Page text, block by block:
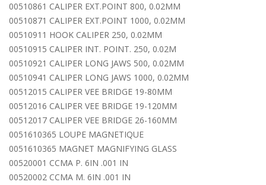
00510861 CALIPER EXT.POINT 800, 0.02MM
00510871 CALIPER EXT.POINT 1000, 0.02MM
00510911 HOOK CALIPER 250, 0.02MM
00510915 CALIPER INT. POINT. 250, 0.02M
00510921 CALIPER LONG JAWS 500, 0.02MM
00510941 CALIPER LONG JAWS 1000, 0.02MM
00512015 CALIPER VEE BRIDGE 19-80MM
00512016 CALIPER VEE BRIDGE 19-120MM
00512017 CALIPER VEE BRIDGE 26-160MM
0051610365 LOUPE MAGNETIQUE
0051610365 MAGNET MAGNIFYING GLASS
00520001 CCMA P. 6IN .001 IN
00520002 CCMA M. 6IN .001 IN